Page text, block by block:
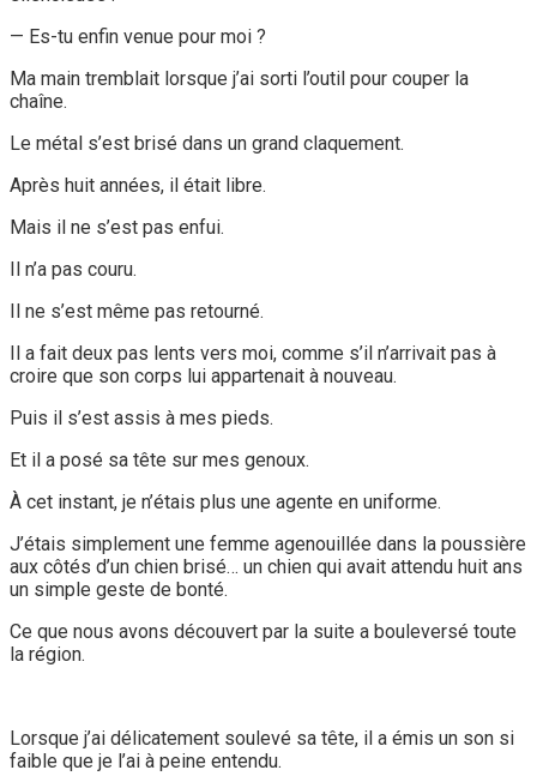
— Es-tu enfin venue pour moi ?
Ma main tremblait lorsque j’ai sorti l’outil pour couper la
chaîne.
Le métal s’est brisé dans un grand claquement.
Après huit années, il était libre.
Mais il ne s’est pas enfui.
Il n’a pas couru.
Il ne s’est même pas retourné.
Il a fait deux pas lents vers moi, comme s’il n’arrivait pas à
croire que son corps lui appartenait à nouveau.
Puis il s’est assis à mes pieds.
Et il a posé sa tête sur mes genoux.
À cet instant, je n’étais plus une agente en uniforme.
J’étais simplement une femme agenouillée dans la poussière
aux côtés d’un chien brisé… un chien qui avait attendu huit ans
un simple geste de bonté.
Ce que nous avons découvert par la suite a bouleversé toute
la région.
Lorsque j’ai délicatement soulevé sa tête, il a émis un son si
faible que je l’ai à peine entendu.